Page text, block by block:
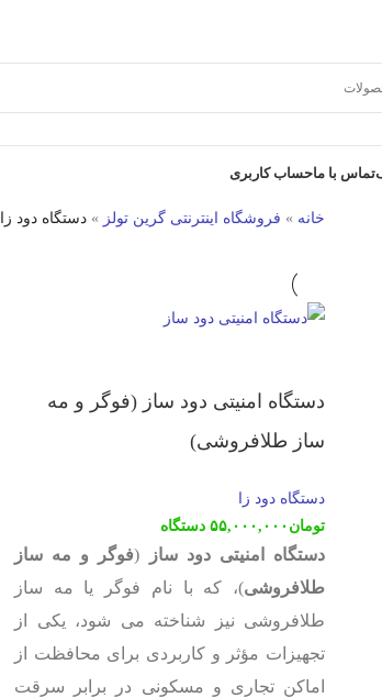
تماس با ماحساب کاربری
خانه » فروشگاه اینترنتی گرین تولز » دستگاه دود زا
دستگاه امنیتی دود ساز (فوگر و مه
ساز طلافروشی)
دستگاه دود زا
تومان ۵۵,۰۰۰,۰۰۰ دستگاه
دستگاه امنیتی دود ساز (فوگر و مه ساز
طلافروشی)، که با نام فوگر یا مه ساز
طلافروشی نیز شناخته می شود، یکی از
تجهیزات مؤثر و کاربردی برای محافظت از
اماکن تجاری و مسکونی در برابر سرقت